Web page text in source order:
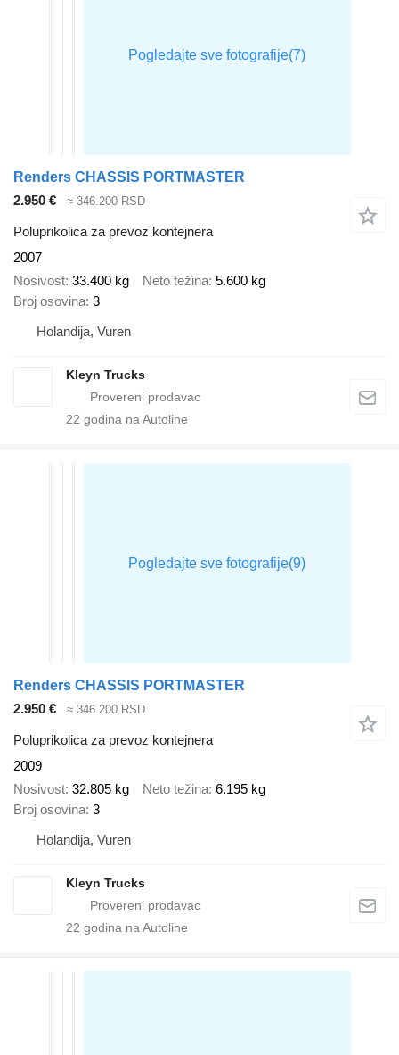
Renders CHASSIS PORTMASTER
2.950 €
≈ 346.200 RSD
Poluprikolica za prevoz kontejnera
2007
Nosivost 33.400 kg Neto težina 5.600 kg
Broj osovina 3
Holandija, Vuren
Kleyn Trucks
22 godina na Autoline
Renders CHASSIS PORTMASTER
2.950 €
≈ 346.200 RSD
Poluprikolica za prevoz kontejnera
2009
Nosivost 32.805 kg Neto težina 6.195 kg
Broj osovina 3
Holandija, Vuren
Kleyn Trucks
22 godina na Autoline